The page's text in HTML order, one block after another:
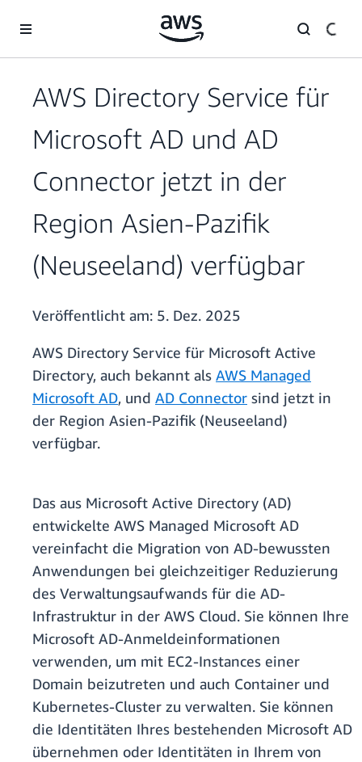
Überspringen zum Hauptinhalt
AWS Directory Service für
Microsoft AD und AD
Connector jetzt in der
Region Asien-Pazifik
(Neuseeland) verfügbar
Veröffentlicht am: 5. Dez. 2025
AWS Directory Service für Microsoft Active
Directory, auch bekannt als AWS Managed
Microsoft AD, und AD Connector sind jetzt in
der Region Asien-Pazifik (Neuseeland)
verfügbar.
Das aus Microsoft Active Directory (AD)
entwickelte AWS Managed Microsoft AD
vereinfacht die Migration von AD-bewussten
Anwendungen bei gleichzeitiger Reduzierung
des Verwaltungsaufwands für die AD-
Infrastruktur in der AWS Cloud. Sie können Ihre
Microsoft AD-Anmeldeinformationen
verwenden, um mit EC2-Instances einer
Domain beizutreten und auch Container und
Kubernetes-Cluster zu verwalten. Sie können
die Identitäten Ihres bestehenden Microsoft AD
übernehmen oder Identitäten in Ihrem von